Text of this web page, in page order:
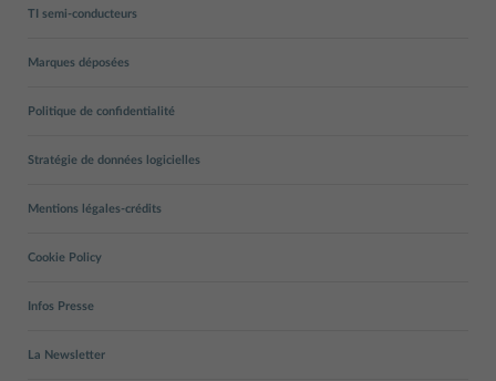
TI semi-conducteurs
Marques déposées
Politique de confidentialité
Stratégie de données logicielles
Mentions légales-crédits
Cookie Policy
Infos Presse
La Newsletter